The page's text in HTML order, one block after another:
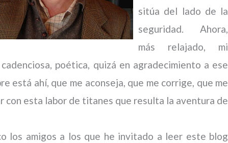
sitúa del lado de la
seguridad. Ahora,
más relajado, mi
poética, quizá en agradecimiento a ese
está ahí, que me aconseja, que me corrige, que me
con esta labor de titanes que resulta la aventura de
los amigos a los que he invitado a leer este blog